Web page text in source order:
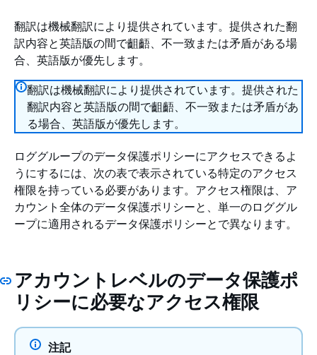
翻訳は機械翻訳により提供されています。提供された翻
訳内容と英語版の間で齟齬、不一致または矛盾がある場
合、英語版が優先します。
翻訳は機械翻訳により提供されています。提供された
翻訳内容と英語版の間で齟齬、不一致または矛盾があ
る場合、英語版が優先します。
ロググループのデータ保護ポリシーにアクセスできるよ
うにするには、次の表で表示されている特定のアクセス
権限を持っている必要があります。アクセス権限は、ア
カウント全体のデータ保護ポリシーと、単一のロググル
ープに適用されるデータ保護ポリシーとで異なります。
アカウントレベルのデータ保護ポ
リシーに必要なアクセス権限
注記